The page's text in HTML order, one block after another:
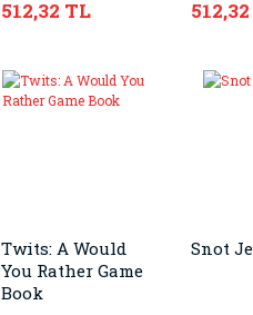
512,32 TL
Twits: A Would
You Rather Game
Book
Snot